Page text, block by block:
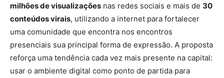
milhões de visualizações nas redes sociais e mais de 30
conteúdos virais, utilizando a internet para fortalecer
uma comunidade que encontra nos encontros
presenciais sua principal forma de expressão. A proposta
reforça uma tendência cada vez mais presente na capital:
usar o ambiente digital como ponto de partida para